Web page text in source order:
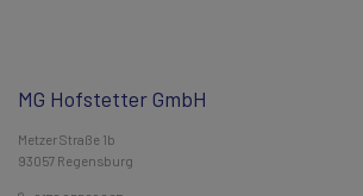
MG Hofstetter GmbH
Metzer Straße 1b
93057 Regensburg